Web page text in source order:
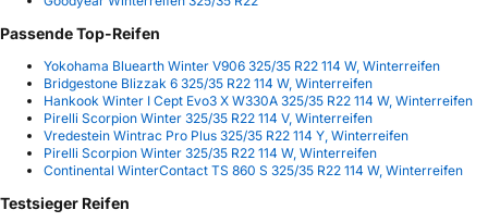
Passende Top-Reifen
Yokohama Bluearth Winter V906 325/35 R22 114 W, Winterreifen
Bridgestone Blizzak 6 325/35 R22 114 W, Winterreifen
Hankook Winter I Cept Evo3 X W330A 325/35 R22 114 W, Winterreifen
Pirelli Scorpion Winter 325/35 R22 114 V, Winterreifen
Vredestein Wintrac Pro Plus 325/35 R22 114 Y, Winterreifen
Pirelli Scorpion Winter 325/35 R22 114 W, Winterreifen
Continental WinterContact TS 860 S 325/35 R22 114 W, Winterreifen
Testsieger Reifen